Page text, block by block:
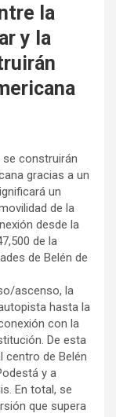
la
y la
se construirán
gracias a un
un
de la
desde la
de la
de Belén de
ascenso, la
hasta la
con la
De esta
centro de Belén
y a
En total, se
que supera